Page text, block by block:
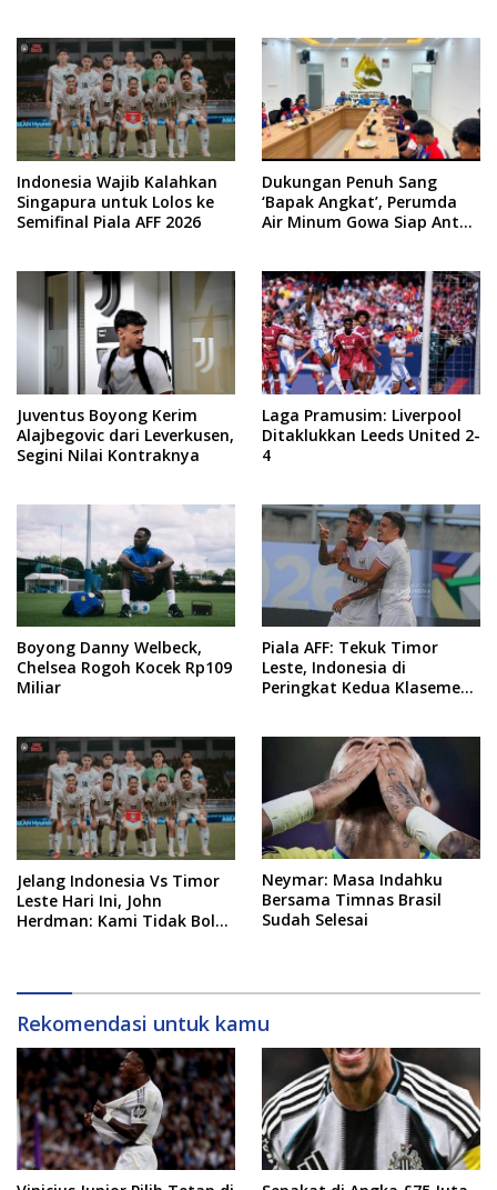
Indonesia Wajib Kalahkan
Singapura untuk Lolos ke
Semifinal Piala AFF 2026
Dukungan Penuh Sang
‘Bapak Angkat’, Perumda
Air Minum Gowa Siap Antar
Juventus Boyong Kerim
Alajbegovic dari Leverkusen,
Segini Nilai Kontraknya
Laga Pramusim: Liverpool
Ditaklukkan Leeds United 2-
4
Boyong Danny Welbeck,
Chelsea Rogoh Kocek Rp109
Miliar
Piala AFF: Tekuk Timor
Leste, Indonesia di
Peringkat Kedua Klasemen
Jelang Indonesia Vs Timor
Leste Hari Ini, John
Herdman: Kami Tidak Boleh
Neymar: Masa Indahku
Bersama Timnas Brasil
Sudah Selesai
Rekomendasi untuk kamu